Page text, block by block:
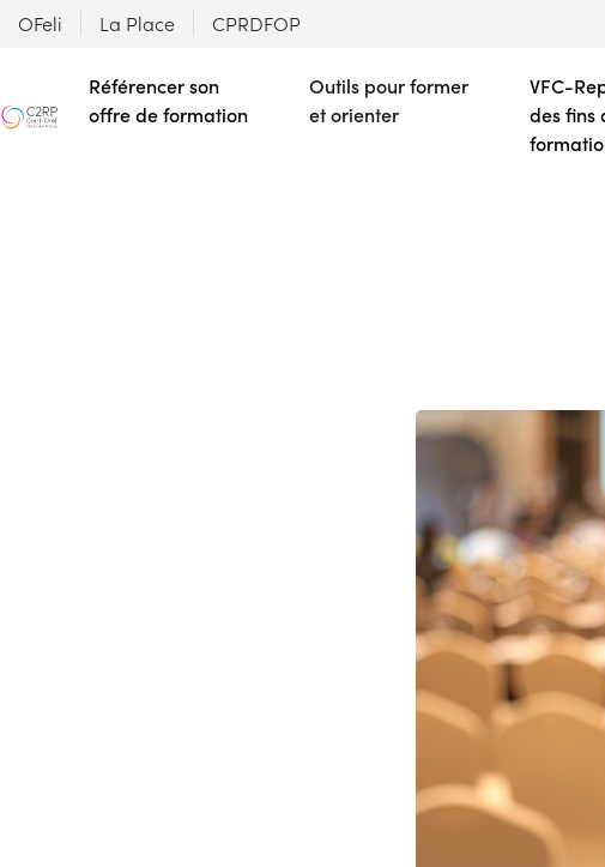
OFeli La Place CPRDFOP
Référencer son
offre de formation
Outils pour former
et orienter
VFC-
des fins